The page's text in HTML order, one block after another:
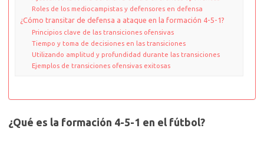
Roles de los mediocampistas y defensores en defensa
¿Cómo transitar de defensa a ataque en la formación 4-5-1?
Principios clave de las transiciones ofensivas
Tiempo y toma de decisiones en las transiciones
Utilizando amplitud y profundidad durante las transiciones
Ejemplos de transiciones ofensivas exitosas
¿Qué es la formación 4-5-1 en el fútbol?